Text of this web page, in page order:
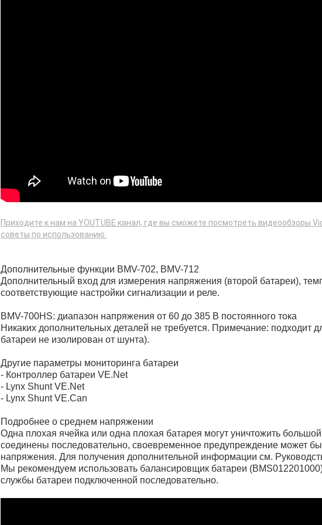
Приходите к нам на YOUTUBE канал, где вы сможете посмотреть видеообзоры
советы по использованию.
Дополнительные функции BMV-702, BMV-712
Дополнительный вход для измерения напряжения (второй батареи),
соответствующие настройки сигнализации и реле.
BMV-700HS: диапазон напряжения от 60 до 385 В постоянного тока
Никаких дополнительных деталей не требуется. Примечание: подходит
батареи не изолирован от шунта).
Другие параметры мониторинга батареи
- Контроллер батареи VE.Net
- Lynx Shunt VE.Net
- Lynx Shunt VE.Can
Подробнее о среднем напряжении
Одна плохая ячейка или одна плохая батарея могут уничтожить
соединены последовательно, своевременное предупреждение может
напряжения. Для получения дополнительной информации см.
Мы рекомендуем использовать балансировщик батареи
службы батареи подключенной последовательно.